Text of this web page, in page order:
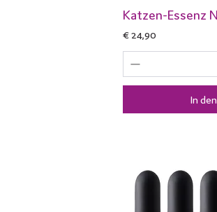
Katzen-Essenz
Preis
€ 24,90
In